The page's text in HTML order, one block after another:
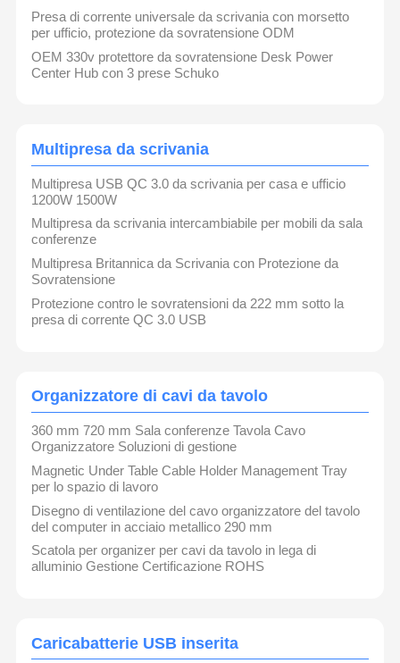
Fatory Tour
Controllo Di
Qualità
Contattaci
Tutti I Casi Blog
Ora
passacavo di alimentazione da scrivania
Presa di corrente universale da scrivania con morsetto
per ufficio, protezione da sovratensione ODM
OEM 330v protettore da sovratensione Desk Power
Center Hub con 3 prese Schuko
Multipresa da scrivania
Multipresa USB QC 3.0 da scrivania per casa e ufficio
1200W 1500W
Multipresa da scrivania intercambiabile per mobili da sala
conferenze
Multipresa Britannica da Scrivania con Protezione da
Sovratensione
Protezione contro le sovratensioni da 222 mm sotto la
presa di corrente QC 3.0 USB
Organizzatore di cavi da tavolo
360 mm 720 mm Sala conferenze Tavola Cavo
Organizzatore Soluzioni di gestione
Magnetic Under Table Cable Holder Management Tray
per lo spazio di lavoro
Disegno di ventilazione del cavo organizzatore del tavolo
del computer in acciaio metallico 290 mm
Scatola per organizer per cavi da tavolo in lega di
alluminio Gestione Certificazione ROHS
Caricabatterie USB inserita
Shenzhen GAOST HARDWARE CO., LTD è stata
Siamo una fabbrica professionale
specializzata in:
Sottili elettrici per mobili e ricarica USB
Prodotti di connettività dati
Organizzatori di cavi da tavolo
Altre apparecchiature per la trasmissione audio
Lampade per lettura su divani